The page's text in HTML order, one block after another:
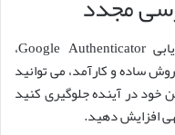
بهترین راه برای مقابله با مشکلات بازیابی Google Authenticator،
ساده و کارآمد، می توانید
در آینده جلوگیری کنید
افزایش دهید.